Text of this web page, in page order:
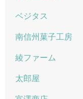
ベジタス
南信州菓子工房
綾ファーム
太郎屋